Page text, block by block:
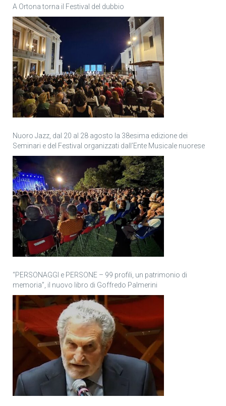
A Ortona torna il Festival del dubbio
Nuoro Jazz, dal 20 al 28 agosto la 38esima edizione dei
Seminari e del Festival organizzati dall’Ente Musicale nuorese
“PERSONAGGI e PERSONE – 99 profili, un patrimonio di
memoria”, il nuovo libro di Goffredo Palmerini